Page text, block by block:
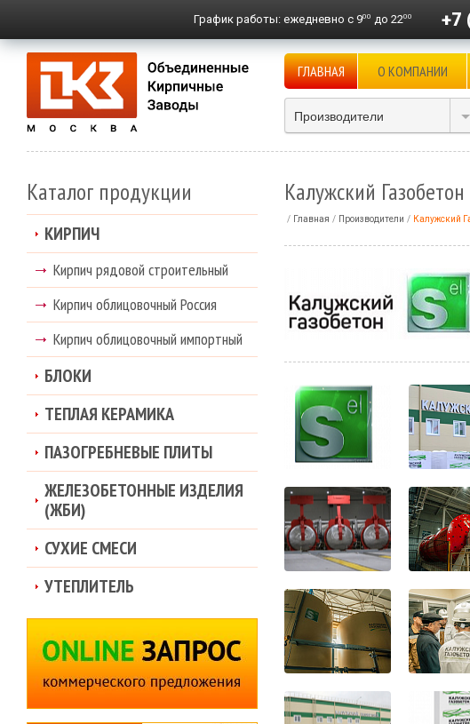
График работы: ежедневно с 900 до 2200 +7
ГЛАВНАЯ О КОМПАНИИ
Производители
Калужский Газобетон
Главная Производители Калужский
Каталог продукции
КИРПИЧ
Кирпич рядовой строительный
Кирпич облицовочный Россия
Кирпич облицовочный импортный
БЛОКИ
ТЕПЛАЯ КЕРАМИКА
ПАЗОГРЕБНЕВЫЕ ПЛИТЫ
ЖЕЛЕЗОБЕТОННЫЕ ИЗДЕЛИЯ
(ЖБИ)
СУХИЕ СМЕСИ
УТЕПЛИТЕЛЬ